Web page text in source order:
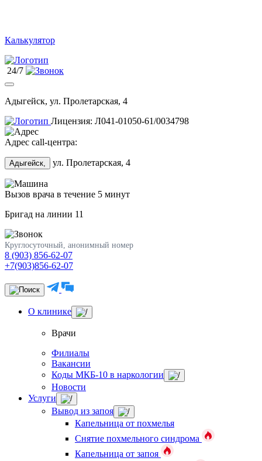
Калькулятор
24/7
Адыгейск, ул. Пролетарская, 4
Лицензия: Л041-01050-61/0034798
Адрес call-центра:
Адыгейск, ул. Пролетарская, 4
Вызов врача в течение 5 минут
Бригад на линии 11
Круглосуточный, анонимный номер
8 (903) 856-62-07
+7(903)856-62-07
О клинике
Врачи
Филиалы
Вакансии
Коды МКБ-10 в наркологии
Новости
Услуги
Вывод из запоя
Капельница от похмелья
Снятие похмельного синдрома
Капельница от запоя